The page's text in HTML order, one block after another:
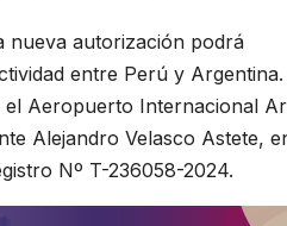
nueva autorización podrá
entre Perú y Argentina.
el Aeropuerto Internacional
Alejandro Velasco Astete,
Nº T-236058-2024.